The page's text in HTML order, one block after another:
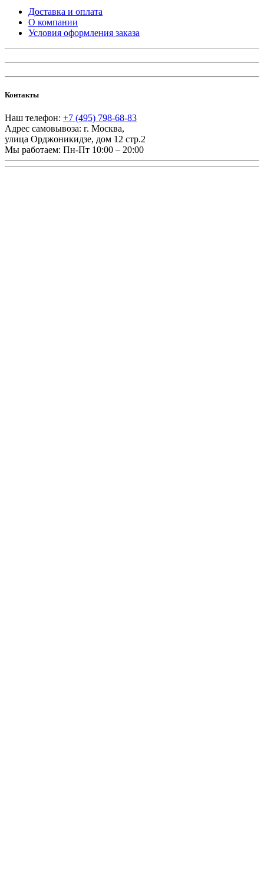
Доставка и оплата
О компании
Условия оформления заказа
Контакты
Наш телефон: +7 (495) 798-68-83
Адрес самовывоза: г. Москва,
улица Орджоникидзе, дом 12 стр.2
Мы работаем: Пн-Пт 10:00 – 20:00